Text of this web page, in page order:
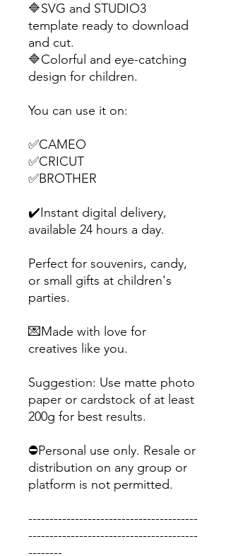
🔷SVG and STUDIO3
template ready to download
and cut.
🔷Colorful and eye-catching
design for children.
You can use it on:
✅CAMEO
✅CRICUT
✅BROTHER
✔️Instant digital delivery,
available 24 hours a day.
Perfect for souvenirs, candy,
or small gifts at children's
parties.
💌Made with love for
creatives like you.
Suggestion: Use matte photo
paper or cardstock of at least
200g for best results.
⛔Personal use only. Resale or
distribution on any group or
platform is not permitted.
----------------------------------------
----------------------------------------
--------